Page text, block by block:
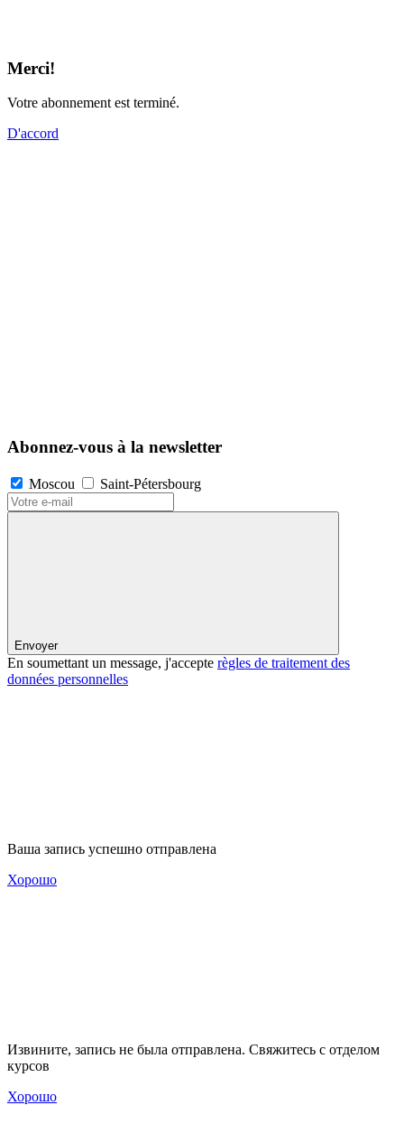
Merci!
Votre abonnement est terminé.
D'accord
Abonnez-vous à la newsletter
Moscou Saint-Pétersbourg
Envoyer
En soumettant un message, j'accepte règles de traitement des
données personnelles
Ваша запись успешно отправлена
Хорошо
Извините, запись не была отправлена. Свяжитесь с отделом
курсов
Хорошо